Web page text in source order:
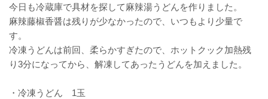
今日も冷蔵庫で具材を探して麻辣湯うどんを作りました。
麻辣藤椒香醤は残りが少なかったので、いつもより少量で
す。
冷凍うどんは前回、柔らかすぎたので、ホットクック加熱残
り3分になってから、解凍してあったうどんを加えました。
・冷凍うどん 1玉